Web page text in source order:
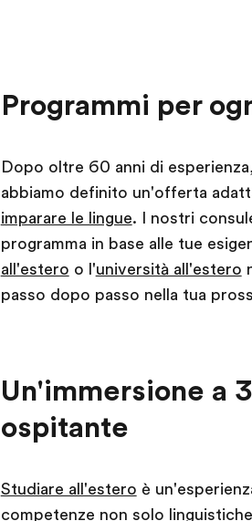
Programmi per
Dopo oltre 60 anni di
abbiamo definito un'offerta
imparare le lingue. I nostri
programma in base alle tue
all'estero o l'università all'estero
passo dopo passo nella tua
Un'immersione a
ospitante
Studiare all'estero è
competenze non solo